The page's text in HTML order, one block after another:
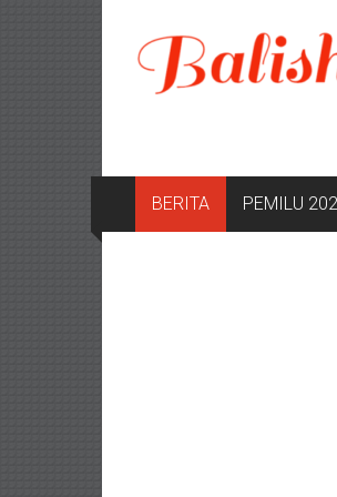
konten
BERITA PEMILU